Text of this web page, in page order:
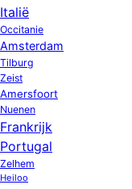
Italië
Occitanie
Amsterdam
Tilburg
Zeist
Amersfoort
Nuenen
Frankrijk
Portugal
Zelhem
Heiloo